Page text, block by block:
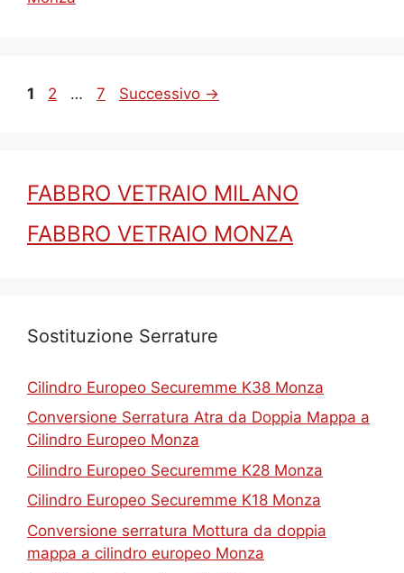
Pagina
1 Pagina
2 … Pagina
7 Successivo →
FABBRO VETRAIO MILANO
FABBRO VETRAIO MONZA
Sostituzione Serrature
Cilindro Europeo Securemme K38 Monza
Conversione Serratura Atra da Doppia Mappa a
Cilindro Europeo Monza
Cilindro Europeo Securemme K28 Monza
Cilindro Europeo Securemme K18 Monza
Conversione serratura Mottura da doppia
mappa a cilindro europeo Monza